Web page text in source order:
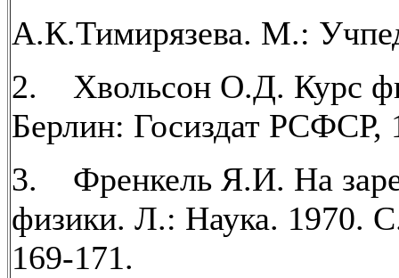
А.К.Тимирязева. М.:
2. Хвольсон О.Д. Курс
Берлин: Госиздат РСФСР,
3. Френкель Я.И. На
физики. Л.: Наука. 1970.
169-171.